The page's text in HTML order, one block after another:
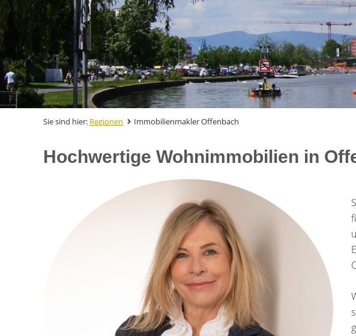
Sie sind hier: Regionen Immobilienmakler Offenbach
Hochwertige Wohnimmobilien in